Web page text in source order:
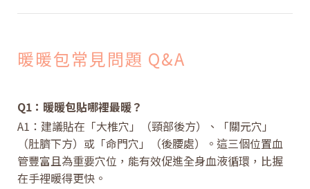
暖暖包常見問題 Q&A
Q1：暖暖包貼哪裡最暖？
A1：建議貼在「大椎穴」（頸部後方）、「關元穴」
（肚臍下方）或「命門穴」（後腰處）。這三個位置血
管豐富且為重要穴位，能有效促進全身血液循環，比握
在手裡暖得更快。